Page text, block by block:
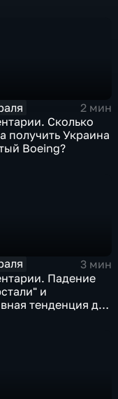
2 мин
Сколько
получить Украина
Boeing?
3 мин
Падение
и
тенденция для